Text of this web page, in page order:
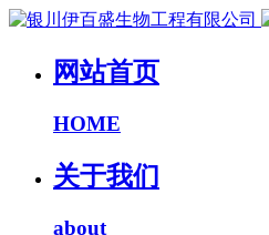
网站首页
HOME
关于我们
about